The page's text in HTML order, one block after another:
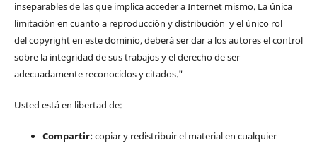
inseparables de las que implica acceder a Internet mismo. La única
limitación en cuanto a reproducción y distribución y el único rol
del copyright en este dominio, deberá ser dar a los autores el control
sobre la integridad de sus trabajos y el derecho de ser
adecuadamente reconocidos y citados."
Usted está en libertad de:
Compartir:copiar y redistribuir el material en cualquier